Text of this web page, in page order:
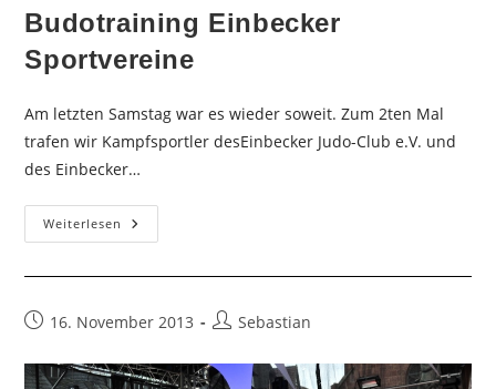
Budotraining Einbecker
Sportvereine
Am letzten Samstag war es wieder soweit. Zum 2ten Mal
trafen wir Kampfsportler desEinbecker Judo-Club e.V. und
des Einbecker…
Weiterlesen Budotraining
Einbecker
Beitrag16. November 2013
Beitrags-
Sebastian